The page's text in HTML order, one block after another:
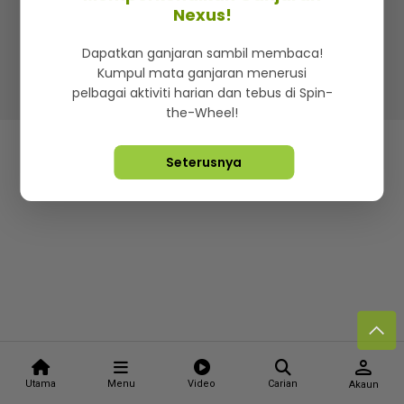
Utama Menu Video Carian
person
Akaun
Hakcipta Terpelihara ©2026. Star Media Group Berhad
[197101000523 (10894-D)]
Nexus!
Dapatkan ganjaran sambil membaca!
Kumpul mata ganjaran menerusi
pelbagai aktiviti harian dan tebus di Spin-
the-Wheel!
Seterusnya